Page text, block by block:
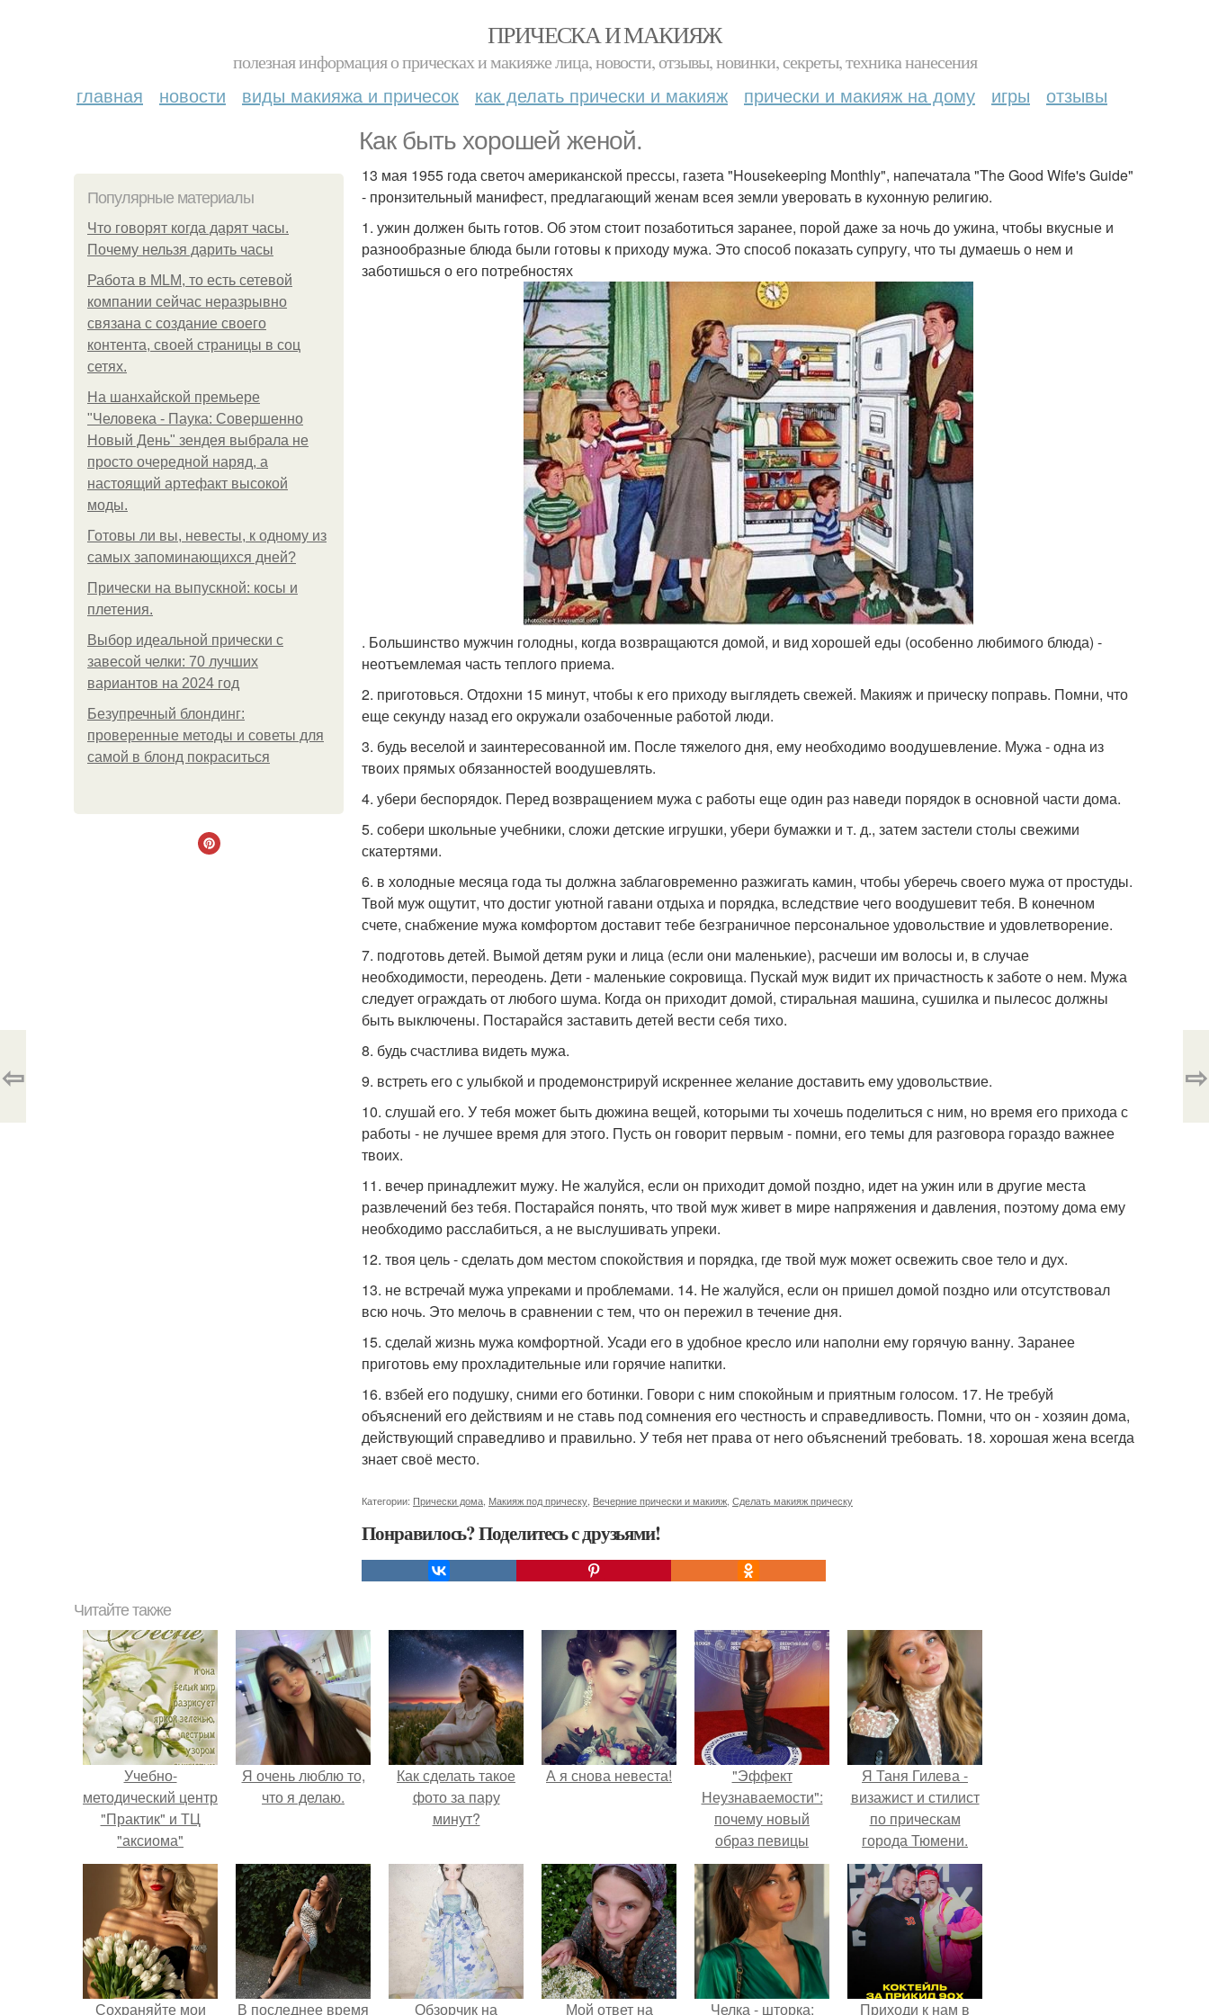
ПРИЧЕСКА И МАКИЯЖ
полезная информация о прическах и макияже лица, новости, отзывы, новинки, секреты, техника нанесения
главная новости виды макияжа и причесок как делать прически и макияж прически и макияж на дому игры отзывы
Как быть хорошей женой.
Популярные материалы
Что говорят когда дарят часы.
Почему нельзя дарить часы
Работа в MLM, то есть сетевой
компании сейчас неразрывно
связана с создание своего
контента, своей страницы в соц
сетях.
На шанхайской премьере
"Человека - Паука: Совершенно
Новый День" зендея выбрала не
просто очередной наряд, а
настоящий артефакт высокой
моды.
Готовы ли вы, невесты, к одному из
самых запоминающихся дней?
Прически на выпускной: косы и
плетения.
Выбор идеальной прически с
завесой челки: 70 лучших
вариантов на 2024 год
Безупречный блондинг:
проверенные методы и советы для
самой в блонд покраситься
13 мая 1955 года светоч американской прессы, газета "Housekeeping Monthly", напечатала "The Good Wife's Guide"
- пронзительный манифест, предлагающий женам всея земли уверовать в кухонную религию.
1. ужин должен быть готов. Об этом стоит позаботиться заранее, порой даже за ночь до ужина, чтобы вкусные и
разнообразные блюда были готовы к приходу мужа. Это способ показать супругу, что ты думаешь о нем и
заботишься о его потребностях
. Большинство мужчин голодны, когда возвращаются домой, и вид хорошей еды (особенно любимого блюда) -
неотъемлемая часть теплого приема.
2. приготовься. Отдохни 15 минут, чтобы к его приходу выглядеть свежей. Макияж и прическу поправь. Помни, что
еще секунду назад его окружали озабоченные работой люди.
3. будь веселой и заинтересованной им. После тяжелого дня, ему необходимо воодушевление. Мужа - одна из
твоих прямых обязанностей воодушевлять.
4. убери беспорядок. Перед возвращением мужа с работы еще один раз наведи порядок в основной части дома.
5. собери школьные учебники, сложи детские игрушки, убери бумажки и т. д., затем застели столы свежими
скатертями.
6. в холодные месяца года ты должна заблаговременно разжигать камин, чтобы уберечь своего мужа от простуды.
Твой муж ощутит, что достиг уютной гавани отдыха и порядка, вследствие чего воодушевит тебя. В конечном
счете, снабжение мужа комфортом доставит тебе безграничное персональное удовольствие и удовлетворение.
7. подготовь детей. Вымой детям руки и лица (если они маленькие), расчеши им волосы и, в случае
необходимости, переодень. Дети - маленькие сокровища. Пускай муж видит их причастность к заботе о нем. Мужа
следует ограждать от любого шума. Когда он приходит домой, стиральная машина, сушилка и пылесос должны
быть выключены. Постарайся заставить детей вести себя тихо.
8. будь счастлива видеть мужа.
9. встреть его с улыбкой и продемонстрируй искреннее желание доставить ему удовольствие.
10. слушай его. У тебя может быть дюжина вещей, которыми ты хочешь поделиться с ним, но время его прихода с
работы - не лучшее время для этого. Пусть он говорит первым - помни, его темы для разговора гораздо важнее
твоих.
11. вечер принадлежит мужу. Не жалуйся, если он приходит домой поздно, идет на ужин или в другие места
развлечений без тебя. Постарайся понять, что твой муж живет в мире напряжения и давления, поэтому дома ему
необходимо расслабиться, а не выслушивать упреки.
12. твоя цель - сделать дом местом спокойствия и порядка, где твой муж может освежить свое тело и дух.
13. не встречай мужа упреками и проблемами. 14. Не жалуйся, если он пришел домой поздно или отсутствовал
всю ночь. Это мелочь в сравнении с тем, что он пережил в течение дня.
15. сделай жизнь мужа комфортной. Усади его в удобное кресло или наполни ему горячую ванну. Заранее
приготовь ему прохладительные или горячие напитки.
16. взбей его подушку, сними его ботинки. Говори с ним спокойным и приятным голосом. 17. Не требуй
объяснений его действиям и не ставь под сомнения его честность и справедливость. Помни, что он - хозяин дома,
действующий справедливо и правильно. У тебя нет права от него объяснений требовать. 18. хорошая жена всегда
знает своё место.
Категории: Прически дома Макияж под прическу Вечерние прически и макияж Сделать макияж прическу
Понравилось? Поделитесь с друзьями!
⇦ ⇨
Читайте также
Учебно-
методический центр
"Практик" и ТЦ
"аксиома"
представляют:
"весенний
фестиваль
учебного центра".
Я очень люблю то,
что я делаю.
Как сделать такое
фото за пару
минут?
А я снова невеста!
"Эффект
Неузнаваемости":
почему новый
образ певицы
вызвал споры о
гранях
возможного?
Я Таня Гилева -
визажист и стилист
по прическам
города Тюмени.
Сохраняйте мои В последнее время Обзорчик на Мой ответ на Челка - шторка: Приходи к нам в